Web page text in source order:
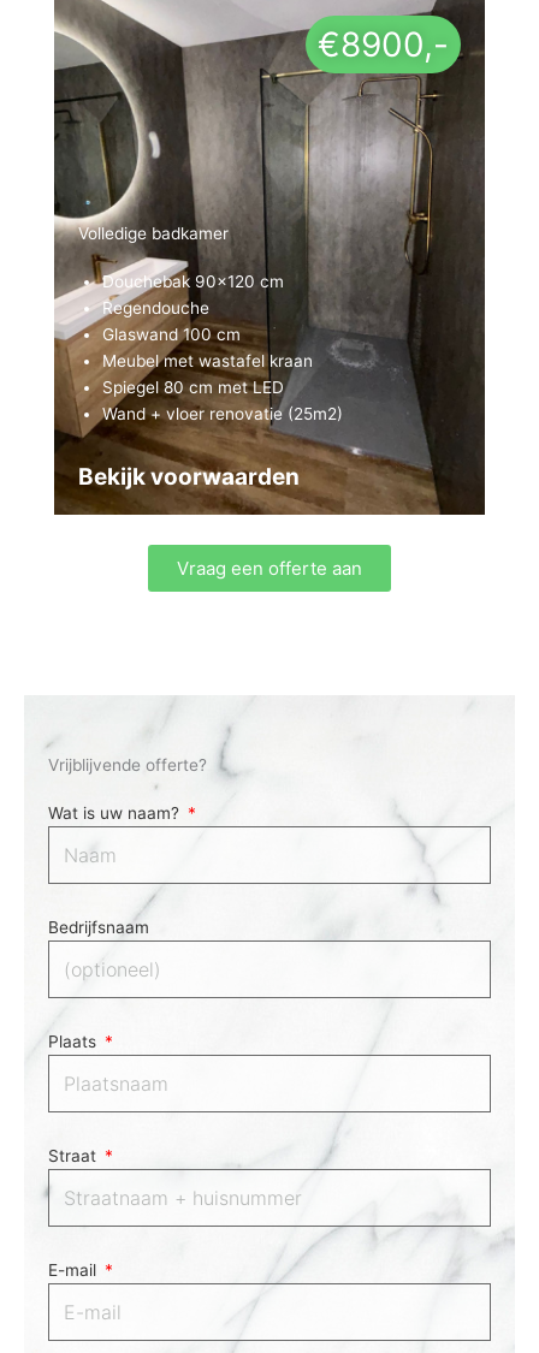
Volledige badkamer
€8900,-
Douchebak 90×120 cm
Regendouche
Glaswand 100 cm
Meubel met wastafel kraan
Spiegel 80 cm met LED
Wand + vloer renovatie (25m2)
Bekijk voorwaarden
Vraag een offerte aan
Vrijblijvende offerte?
Wat is uw naam?
Bedrijfsnaam
Plaats
Straat
E-mail